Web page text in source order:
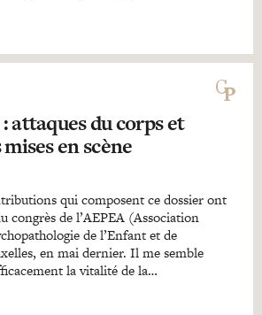
attaques du corps et
en scène
qui composent ce dossier ont
congrès de l’AEPEA (Association
de l’Enfant et de
en mai dernier. Il me semble
la vitalité de la…